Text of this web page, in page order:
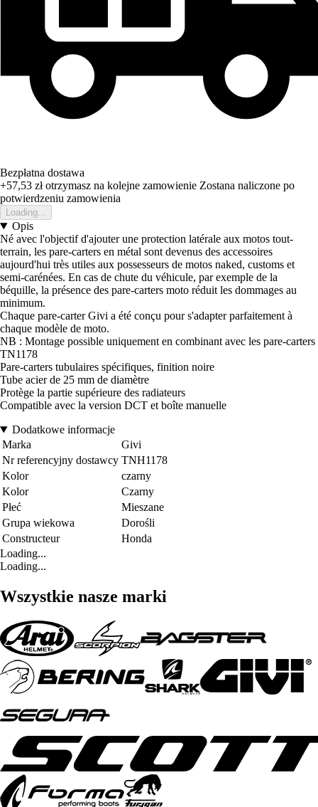
Bezpłatna dostawa
+57,53 złotrzymasz na kolejne zamowienie Zostana naliczone po
potwierdzeniu zamowienia
Loading...
Opis
Né avec l'objectif d'ajouter une protection latérale aux motos tout-
terrain, les pare-carters en métal sont devenus des accessoires
aujourd'hui très utiles aux possesseurs de motos naked, customs et
semi-carénées. En cas de chute du véhicule, par exemple de la
béquille, la présence des pare-carters moto réduit les dommages au
minimum.
Chaque pare-carter Givi a été conçu pour s'adapter parfaitement à
chaque modèle de moto.
NB : Montage possible uniquement en combinant avec les pare-carters
TN1178
Pare-carters tubulaires spécifiques, finition noire
Tube acier de 25 mm de diamètre
Protège la partie supérieure des radiateurs
Compatible avec la version DCT et boîte manuelle
Dodatkowe informacje
Marka
Givi
Nr referencyjny dostawcy TNH1178
Kolor
czarny
Kolor
Czarny
Płeć
Mieszane
Grupa wiekowa
Dorośli
Constructeur
Honda
Loading...
Loading...
Wszystkie nasze marki